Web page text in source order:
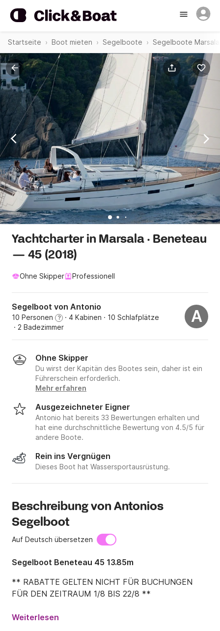
Startseite Boot mieten Segelboote Segelboote Marsala
Yachtcharter in Marsala · Beneteau
— 45 (2018)
Ohne Skipper Professionell
Segelboot von Antonio
10 Personen ? · 4 Kabinen · 10 Schlafplätze
· 2 Badezimmer
A
Ohne Skipper
Du wirst der Kapitän des Bootes sein, daher ist ein
Führerschein erforderlich.
Mehr erfahren
Ausgezeichneter Eigner
Antonio hat bereits 33 Bewertungen erhalten und
hat eine durchschnittliche Bewertung von 4.5/5 für
andere Boote.
Rein ins Vergnügen
Dieses Boot hat Wassersportausrüstung.
Beschreibung von Antonios
Segelboot
Auf Deutsch übersetzen
Segelboot Beneteau 45 13.85m
** RABATTE GELTEN NICHT FÜR BUCHUNGEN
FÜR DEN ZEITRAUM 1/8 BIS 22/8 **
Weiterlesen